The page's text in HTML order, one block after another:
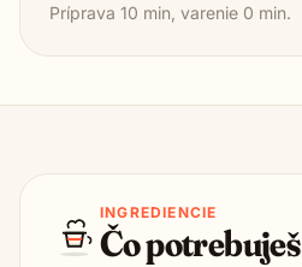
Príprava 10 min, varenie 0 min.
INGREDIENCIE
Čo potrebuješ